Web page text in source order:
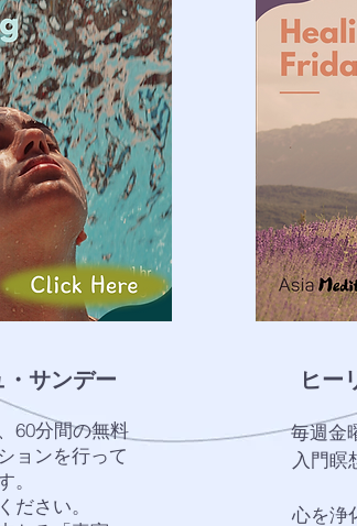
・サンデー
60分間の無料
ョンを行って
。
ださい。
ヒー
毎週金
入門瞑
心を浄